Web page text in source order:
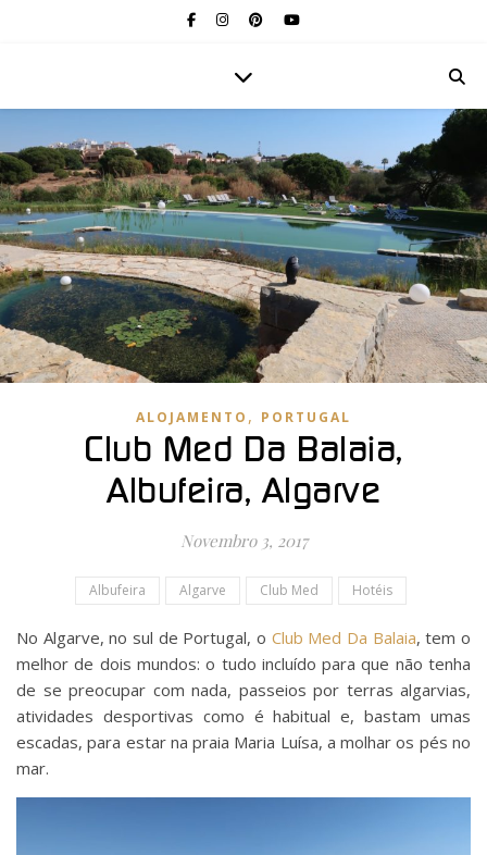
ALOJAMENTO , PORTUGAL
Club Med Da Balaia,
Albufeira, Algarve
Novembro 3, 2017
Albufeira Algarve Club Med Hotéis
No Algarve, no sul de Portugal, o Club Med Da Balaia, tem o
melhor de dois mundos: o tudo incluído para que não tenha
de se preocupar com nada, passeios por terras algarvias,
atividades desportivas como é habitual e, bastam umas
escadas, para estar na praia Maria Luísa, a molhar os pés no
mar.